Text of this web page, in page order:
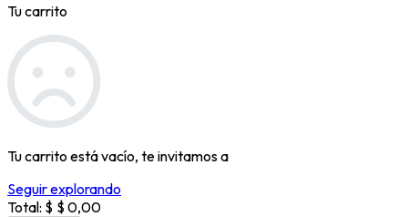
Tu carrito
Tu carrito está vacío, te invitamos a
Seguir explorando
Total: $ $ 0,00